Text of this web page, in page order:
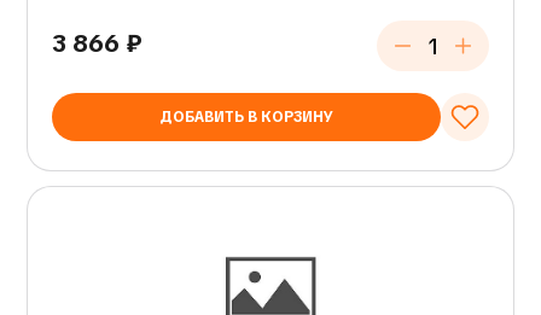
3 866 ₽
ДОБАВИТЬ В КОРЗИНУ